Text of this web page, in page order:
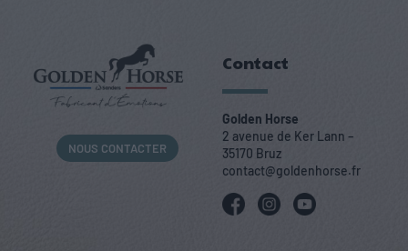
pour
son
bien-
être
son
cheva
l : tout
savoir
Comm
ent
choisi
r
sont
les
bienf
aits
de
NOUS CONTACTER
Contact
Golden Horse
2 avenue de Ker Lann –
35170 Bruz
contact@goldenhorse.fr